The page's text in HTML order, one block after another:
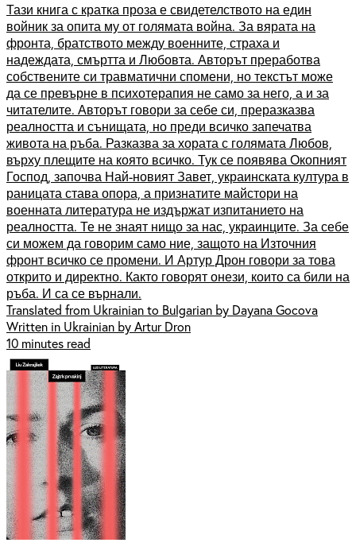
Тази книга с кратка проза е свидетелството на един
войник за опита му от голямата война. За вярата на
фронта, братството между военните, страха и
надеждата, смъртта и Любовта. Авторът преработва
собствените си травматични спомени, но текстът може
да се превърне в психотерапия не само за него, а и за
читателите. Авторът говори за себе си, преразказва
реалността и сънищата, но преди всичко запечатва
живота на ръба. Разказва за хората с голямата Любов,
върху плещите на която всичко. Тук се появява Окопният
Господ, започва Най-новият Завет, украинската култура в
раницата става опора, а признатите майстори на
военната литература не издържат изпитанието на
реалността. Те не знаят нищо за нас, украинците. За себе
си можем да говорим само ние, защото на Източния
фронт всичко се промени. И Артур Дрон говори за това
открито и директно. Както говорят онези, които са били на
ръба. И са се върнали.
Translated from Ukrainian to Bulgarian by Dayana Gocova
Written in Ukrainian by Artur Dron
10 minutes read